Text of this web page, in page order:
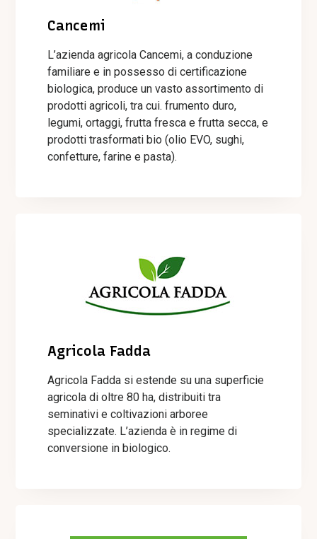
Cancemi
L’azienda agricola Cancemi, a conduzione
familiare e in possesso di certificazione
biologica, produce un vasto assortimento di
prodotti agricoli, tra cui. frumento duro,
legumi, ortaggi, frutta fresca e frutta secca, e
prodotti trasformati bio (olio EVO, sughi,
confetture, farine e pasta).
Agricola Fadda
Agricola Fadda si estende su una superficie
agricola di oltre 80 ha, distribuiti tra
seminativi e coltivazioni arboree
specializzate. L’azienda è in regime di
conversione in biologico.